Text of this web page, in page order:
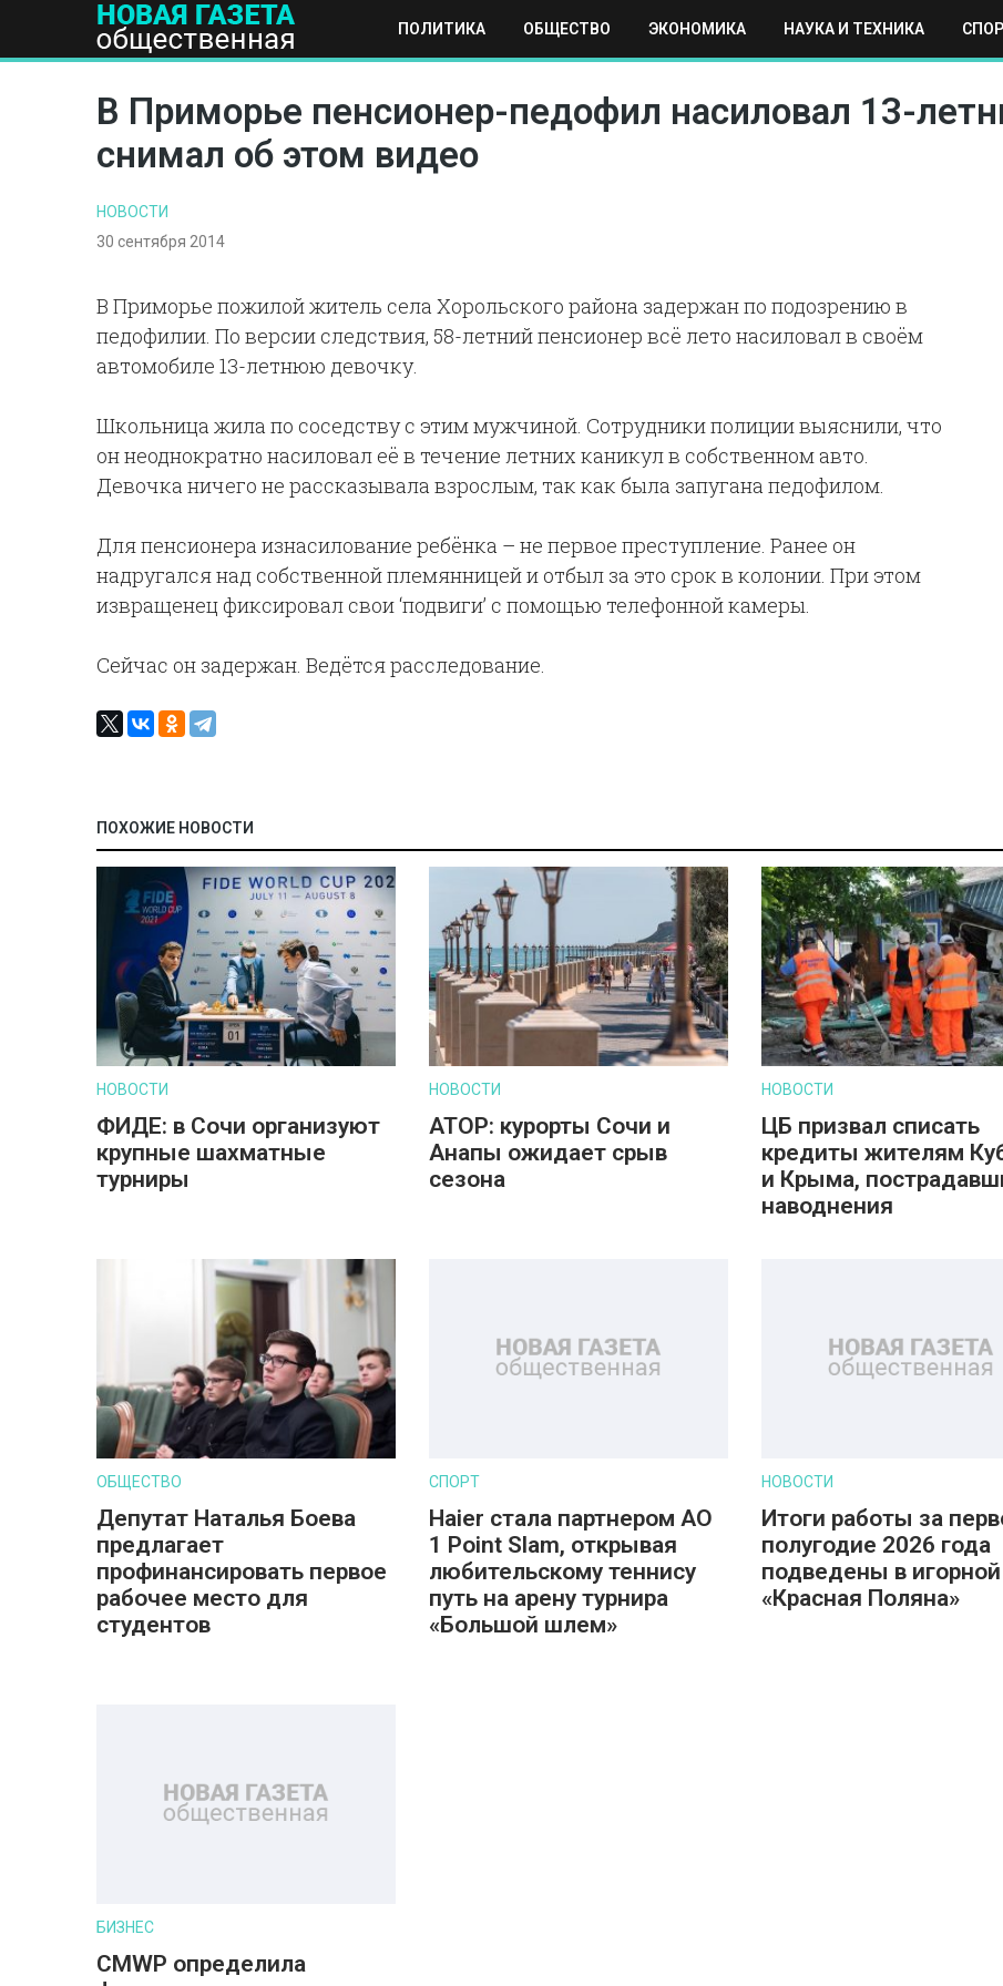
ПОЛИТИКА ОБЩЕСТВО ЭКОНОМИКА НАУКА И ТЕХНИКА
ПОЛИТИКА ОБЩЕСТВО ЭКОНОМИКА НАУКА И ТЕХНИКА СПОРТ МОСКВА РЕГИОНЫ МИР
В Приморье пенсионер-педофил насиловал 13-
снимал об этом видео
НОВОСТИ
30 сентября 2014
В Приморье пожилой житель села Хорольского района задержан по подозрению в
педофилии. По версии следствия, 58-летний пенсионер всё лето насиловал в своём
автомобиле 13-летнюю девочку.
Школьница жила по соседству с этим мужчиной. Сотрудники полиции выяснили, что
он неоднократно насиловал её в течение летних каникул в собственном авто.
Девочка ничего не рассказывала взрослым, так как была запугана педофилом.
Для пенсионера изнасилование ребёнка – не первое преступление. Ранее он
надругался над собственной племянницей и отбыл за это срок в колонии. При этом
извращенец фиксировал свои ‘подвиги’ с помощью телефонной камеры.
Сейчас он задержан. Ведётся расследование.
ПОХОЖИЕ НОВОСТИ
НОВОСТИ
ФИДЕ: в Сочи организуют
крупные шахматные
турниры
НОВОСТИ
АТОР: курорты Сочи и
Анапы ожидает срыв
сезона
НОВОСТИ
ЦБ призвал списать
кредиты жителям
и Крыма,
наводнения
ОБЩЕСТВО
Депутат Наталья Боева
предлагает
профинансировать первое
рабочее место для
студентов
СПОРТ
Haier стала партнером AO
1 Point Slam, открывая
любительскому теннису
путь на арену турнира
«Большой шлем»
НОВОСТИ
Итоги работы за
полугодие 2026 года
подведены в
«Красная Поляна»
БИЗНЕС
CMWP определила